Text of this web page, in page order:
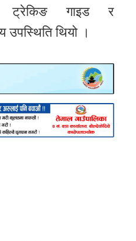
ट्रेकिङ गाइड र
उपस्थिति थियो ।